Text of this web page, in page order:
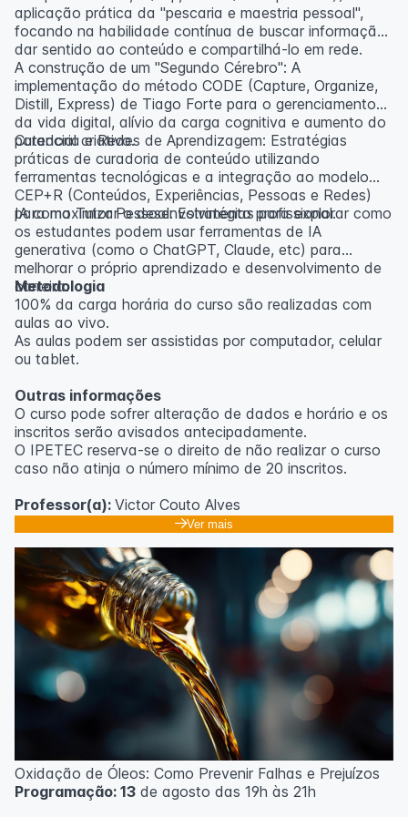
aplicação prática da "pescaria e maestria pessoal",
focando na habilidade contínua de buscar informação,
dar sentido ao conteúdo e compartilhá-lo em rede.
A construção de um "Segundo Cérebro": A
implementação do método CODE (Capture, Organize,
Distill, Express) de Tiago Forte para o gerenciamento
da vida digital, alívio da carga cognitiva e aumento do
potencial criativo.
Curadoria e Redes de Aprendizagem: Estratégias
práticas de curadoria de conteúdo utilizando
ferramentas tecnológicas e a integração ao modelo
CEP+R (Conteúdos, Experiências, Pessoas e Redes)
para maximizar o desenvolvimento profissional.
IA como Tutor Pessoal: Estratégias para explorar como
os estudantes podem usar ferramentas de IA
generativa (como o ChatGPT, Claude, etc) para
melhorar o próprio aprendizado e desenvolvimento de
carreira.
Metodologia
100% da carga horária do curso são realizadas com
aulas ao vivo.
As aulas podem ser assistidas por computador, celular
ou tablet.
Outras informações
O curso pode sofrer alteração de dados e horário e os
inscritos serão avisados ​​antecipadamente.
O IPETEC reserva-se o direito de não realizar o curso
caso não atinja o número mínimo de 20 inscritos.
Professor(a): Victor Couto Alves
Ver mais
Oxidação de Óleos: Como Prevenir Falhas e Prejuízos
Programação: 13 de agosto das 19h às 21h